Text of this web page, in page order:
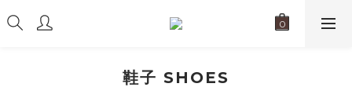
鞋子 SHOES